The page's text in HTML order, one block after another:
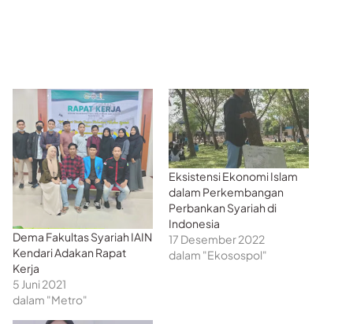
Dema Fakultas Syariah IAIN
Kendari Adakan Rapat
Kerja
5 Juni 2021
dalam "Metro"
Eksistensi Ekonomi Islam
dalam Perkembangan
Perbankan Syariah di
Indonesia
17 Desember 2022
dalam "Ekosospol"